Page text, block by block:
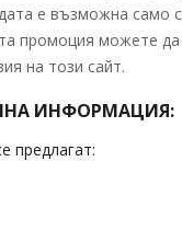
е възможна само
промоция можете да
на този сайт.
ИНФОРМАЦИЯ:
предлагат: